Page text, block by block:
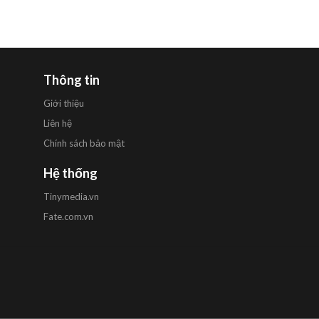
Thông tin
Giới thiệu
Liên hệ
Chính sách bảo mật
Hệ thống
Tinymedia.vn
Fate.com.vn